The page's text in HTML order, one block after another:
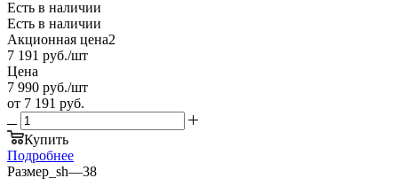
Есть в наличии
Есть в наличии
Акционная цена2
7 191 руб./шт
Цена
7 990 руб./шт
от 7 191 руб.
Купить
Подробнее
Размер_sh—38